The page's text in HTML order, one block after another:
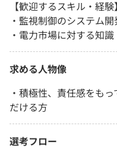
【歓迎するスキル・経験】
・監視制御のシステム
・電力市場に対する知識
求める人物像
・積極性、責任感をも
だける方
選考フロー